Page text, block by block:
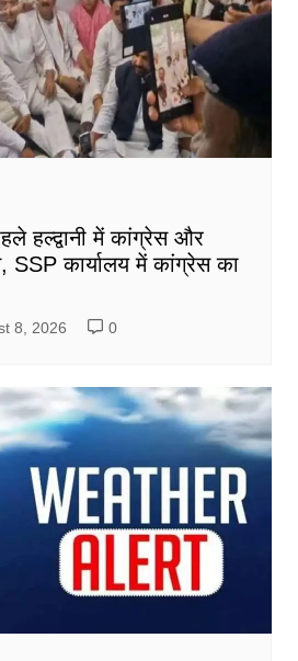
हल्द्वानी में कांग्रेस और
कार्यालय में कांग्रेस का
8, 2026 0